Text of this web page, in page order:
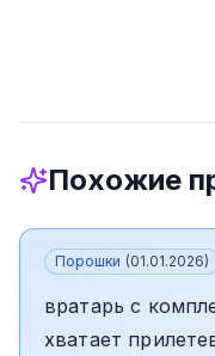
Похожие
Порошки (01.01.2026)
вратарь с
хватает